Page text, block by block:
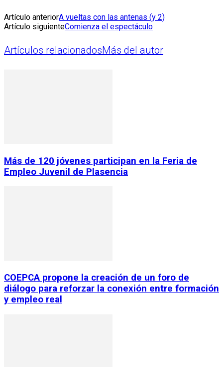
Artículo anteriorA vueltas con las antenas (y 2)
Artículo siguienteComienza el espectáculo
Artículos relacionadosMás del autor
Más de 120 jóvenes participan en la Feria de
Empleo Juvenil de Plasencia
COEPCA propone la creación de un foro de
diálogo para reforzar la conexión entre formación
y empleo real